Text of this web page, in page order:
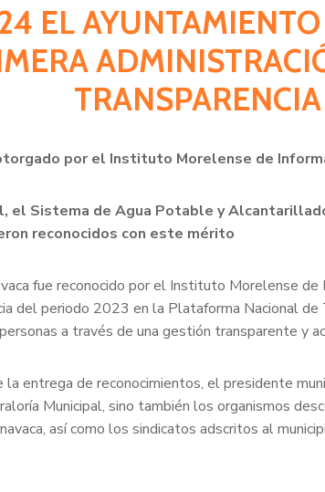
EL
por el Instituto Morelense de
el Sistema de Agua Potable y
reconocidos con este mérito
fue reconocido por el Instituto Morelense
del periodo 2023 en la Plataforma Nacional
a través de una gestión transparente y
la entrega de reconocimientos, el presidente
Municipal, sino también los organismos
así como los sindicatos adscritos al